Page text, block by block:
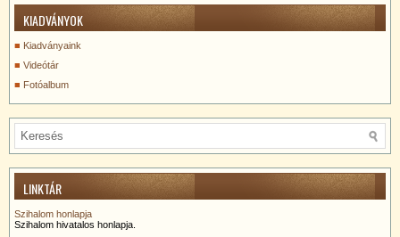
KIADVÁNYOK
Kiadványaink
Videótár
Fotóalbum
LINKTÁR
Szihalom honlapja
Szihalom hivatalos honlapja.